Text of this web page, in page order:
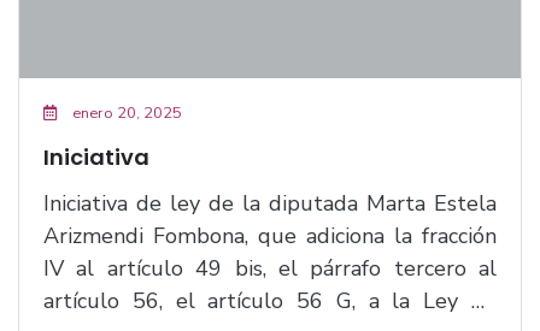
enero 20, 2025
Iniciativa
Iniciativa de ley de la diputada Marta Estela
Arizmendi Fombona, que adiciona la fracción
IV al artículo 49 bis, el párrafo tercero al
artículo 56, el artículo 56 G, a la Ley de